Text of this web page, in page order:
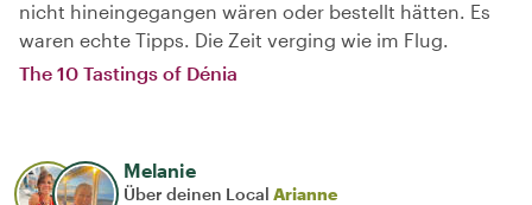
nicht hineingegangen wären oder bestellt hätten. Es
waren echte Tipps. Die Zeit verging wie im Flug.
The 10 Tastings of Dénia
Melanie
Über deinen Local Arianne